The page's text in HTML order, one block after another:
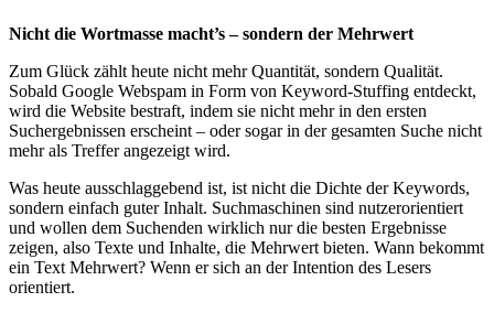
Nicht die Wortmasse macht’s – sondern der Mehrwert
Zum Glück zählt heute nicht mehr Quantität, sondern Qualität.
Sobald Google Webspam in Form von Keyword-Stuffing entdeckt,
wird die Website bestraft, indem sie nicht mehr in den ersten
Suchergebnissen erscheint – oder sogar in der gesamten Suche nicht
mehr als Treffer angezeigt wird.
Was heute ausschlaggebend ist, ist nicht die Dichte der Keywords,
sondern einfach guter Inhalt. Suchmaschinen sind nutzerorientiert
und wollen dem Suchenden wirklich nur die besten Ergebnisse
zeigen, also Texte und Inhalte, die Mehrwert bieten. Wann bekommt
ein Text Mehrwert? Wenn er sich an der Intention des Lesers
orientiert.